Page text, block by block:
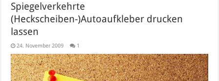
Spiegelverkehrte
(Heckscheiben-)Autoaufkleber drucken
lassen
24. November 2009 1